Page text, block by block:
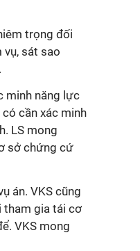
trọng đối
vụ, sát sao
minh năng lực
cần xác minh
LS mong
sở chứng cứ
án. VKS cũng
tham gia tái cơ
VKS mong